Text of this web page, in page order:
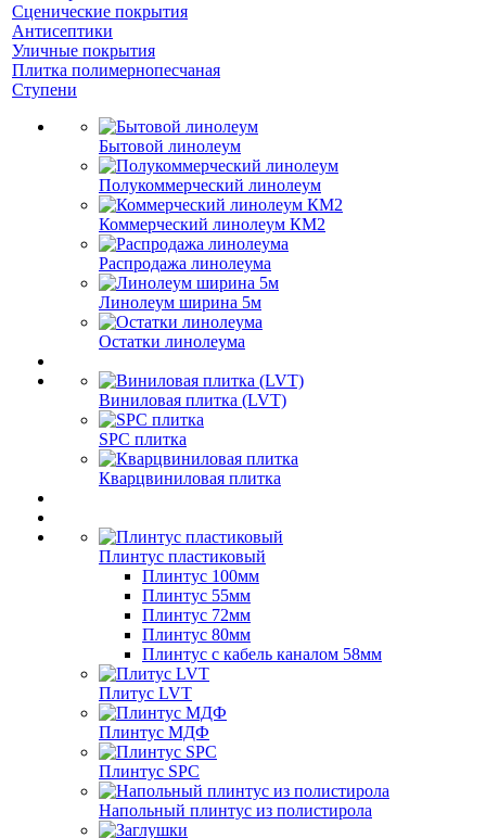
Сценические покрытия
Антисептики
Уличные покрытия
Плитка полимернопесчаная
Ступени
Бытовой линолеум
Полукоммерческий линолеум
Коммерческий линолеум КМ2
Распродажа линолеума
Линолеум ширина 5м
Остатки линолеума
Виниловая плитка (LVT)
SPC плитка
Кварцвиниловая плитка
Плинтус пластиковый
Плинтус 100мм
Плинтус 55мм
Плинтус 72мм
Плинтус 80мм
Плинтус с кабель каналом 58мм
Плитус LVT
Плинтус МДФ
Плинтус SPC
Напольный плинтус из полистирола